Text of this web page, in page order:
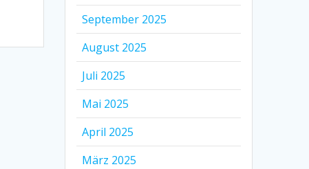
September 2025
August 2025
Juli 2025
Mai 2025
April 2025
März 2025